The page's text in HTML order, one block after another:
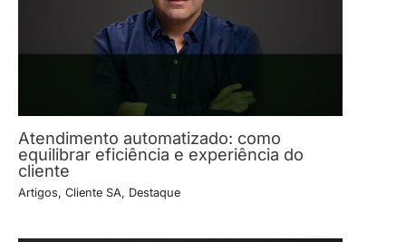
Atendimento automatizado: como
equilibrar eficiência e experiência do
cliente
Artigos, Cliente SA, Destaque